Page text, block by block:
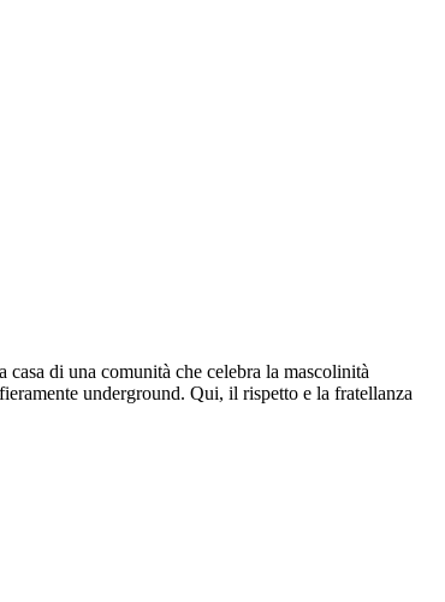
di una comunità che celebra la mascolinità
underground. Qui, il rispetto e la fratellanza